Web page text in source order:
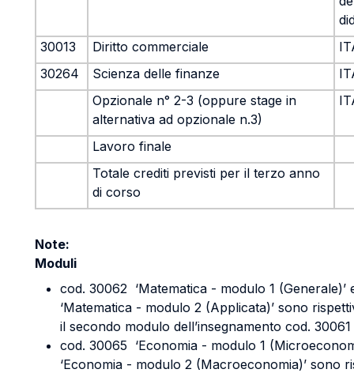
30013
Diritto commerciale
30264
Scienza delle finanze
Opzionale n° 2-3 (oppure stage in
alternativa ad opzionale n.3)
Lavoro finale
Totale crediti previsti per il terzo anno
di corso
Note:
Moduli
cod. 30062 ‘Matematica - modulo 1 (Generale)’
‘Matematica - modulo 2 (Applicata)’ sono
il secondo modulo dell’insegnamento cod. 30061
cod. 30065 ‘Economia - modulo 1
‘Economia - modulo 2 (Macroeconomia)’ sono